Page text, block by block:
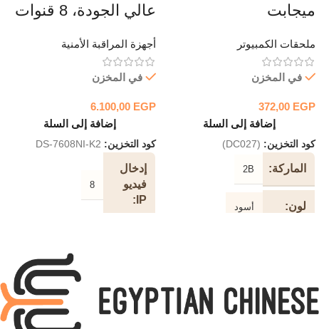
ميجابت
ملحقات الكمبيوتر
في المخزن
372,00 EGP
إضافة إلى السلة
كود التخزين: (DC027)
الماركة 2B
لون أسود
نوع
الكابل
طابعة
عالي الجودة، 8 قنوات
أجهزة المراقبة الأمنية
في المخزن
6.100,00 EGP
إضافة إلى السلة
كود التخزين: DS-7608NI-K2
إدخال
فيديو
IP
8
الوارد
80 ميجابت في الثانية